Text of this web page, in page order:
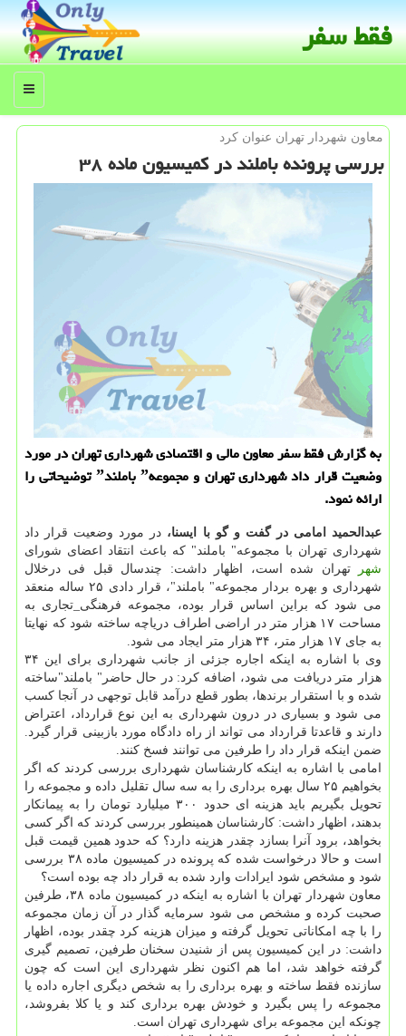
فقط سفر
منو
معاون شهردار تهران عنوان كرد
بررسی پرونده باملند در كمیسیون ماده ۳۸
به گزارش فقط سفر معاون مالی و اقتصادی شهرداری تهران در مورد
وضعیت قرار داد شهرداری تهران و مجموعهˮ باملندˮ توضیحاتی را
ارائه نمود.
عبدالحمید امامی در گفت و گو با ایسنا، در مورد وضعیت قرار داد
شهرداری تهران با مجموعه" باملند" که باعث انتقاد اعضای شورای
شهر
تهران شده است، اظهار داشت: چندسال قبل فی درخلال
شهرداری و بهره بردار مجموعه" باملند"، قرار دادی ۲۵ ساله منعقد
می شود که براین اساس قرار بوده، مجموعه فرهنگی_تجاری به
مساحت ۱۷ هزار متر در اراضی اطراف دریاچه ساخته شود که نهایتا
به جای ۱۷ هزار متر، ۳۴ هزار متر ایجاد می شود.
وی با اشاره به اینکه اجاره جزئی از جانب شهرداری برای این ۳۴
هزار متر دریافت می شود، اضافه کرد: در حال حاضر" باملند"ساخته
شده و با استقرار برندها، بطور قطع درآمد قابل توجهی در آنجا کسب
می شود و بسیاری در درون شهرداری به این نوع قرارداد، اعتراض
دارند و قاعدتا قرارداد می تواند از راه دادگاه مورد بازبینی قرار گیرد.
ضمن اینکه قرار داد را طرفین می توانند فسخ کنند.
امامی با اشاره به اینکه کارشناسان شهرداری بررسی کردند که اگر
بخواهیم ۲۵ سال بهره برداری را به سه سال تقلیل داده و مجموعه را
تحویل بگیریم باید هزینه ای حدود ۳۰۰ میلیارد تومان را به پیمانکار
بدهند، اظهار داشت: کارشناسان همینطور بررسی کردند که اگر کسی
بخواهد، برود آنرا بسازد چقدر هزینه دارد؟ که حدود همین قیمت قبل
است و حالا درخواست شده که پرونده در کمیسیون ماده ۳۸ بررسی
شود و مشخص شود ایرادات وارد شده به قرار داد چه بوده است؟
معاون شهردار تهران با اشاره به اینکه در کمیسیون ماده ۳۸، طرفین
صحبت کرده و مشخص می شود سرمایه گذار در آن زمان مجموعه
را با چه امکاناتی تحویل گرفته و میزان هزینه کرد چقدر بوده، اظهار
داشت: در این کمیسیون پس از شنیدن سخنان طرفین، تصمیم گیری
گرفته خواهد شد، اما هم اکنون نظر شهرداری این است که چون
سازنده فقط ساخته و بهره برداری را به شخص دیگری اجاره داده یا
مجموعه را پس بگیرد و خودش بهره برداری کند و یا کلا بفروشد،
چونکه این مجموعه برای شهرداری تهران است.